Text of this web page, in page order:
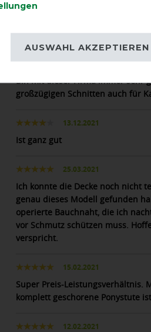
Tolle Decke, schön leicht.
etwas tiefer, passt auch Pferden
29.10.2023
Bin mit dieser Firma immer sehr
großzügigen Schnitten auch für
13.12.2021
Ist ganz gut
25.03.2021
Ich konnte die Decke noch nicht
genau dieses Modell gefunden
operierte Bauchnaht, die ich
vor Schmutz schützen muss.
verspricht.
15.02.2021
Super Preis-Leistungsverhältnis.
komplett geschorene Ponystute
12.02.2021
AUSWAHL AKZEPTIEREN